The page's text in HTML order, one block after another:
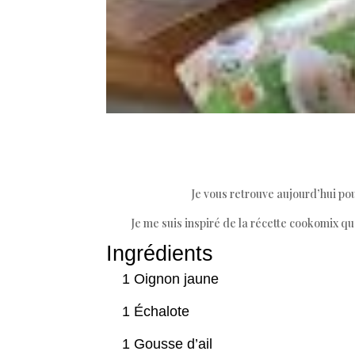
Je vous retrouve aujourd’hui
Je me suis inspiré de la récette cookomix
Ingrédients
1 Oignon jaune
1 Échalote
1 Gousse d’ail